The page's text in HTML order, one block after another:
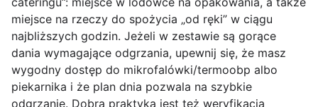
miejsce na rzeczy do spożycia „od ręki” w ciągu
najbliższych godzin. Jeżeli w zestawie są gorące
dania wymagające odgrzania, upewnij się, że masz
wygodny dostęp do mikrofalówki/termoobp albo
piekarnika i że plan dnia pozwala na szybkie
odgrzanie. Dobrą praktyką jest też weryfikacja